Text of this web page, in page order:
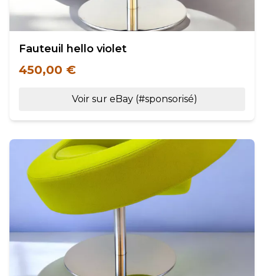
Fauteuil hello violet
450,00 €
Voir sur eBay (#sponsorisé)